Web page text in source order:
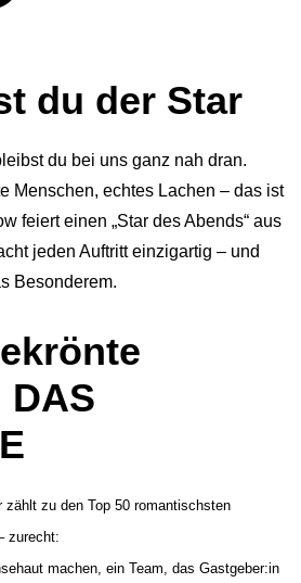
du der Star
du bei uns ganz nah dran.
Menschen, echtes Lachen – das ist
feiert einen „Star des Abends“ aus
jeden Auftritt einzigartig – und
Besonderem.
zählt zu den Top 50 romantischsten
zurecht:
machen, ein Team, das Gastgeber:in